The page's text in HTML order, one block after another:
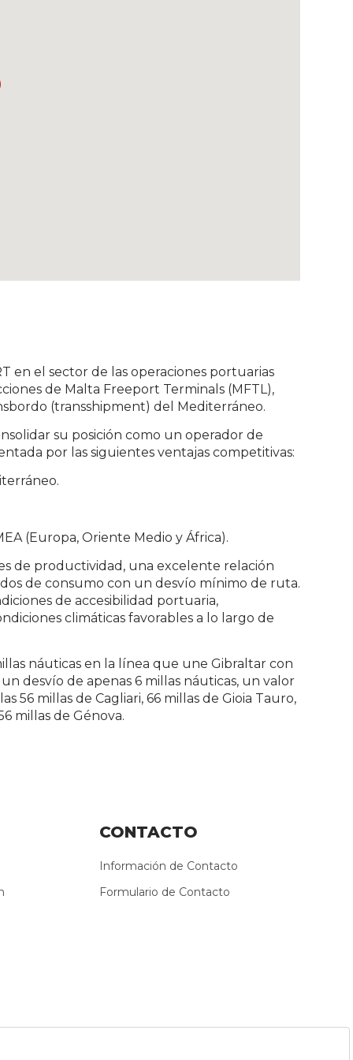
en el sector de las operaciones portuarias
de Malta Freeport Terminals (MFTL),
(transshipment) del Mediterráneo.
su posición como un operador de
por las siguientes ventajas competitivas:
(Europa, Oriente Medio y África).
de productividad, una excelente relación
de consumo con un desvío mínimo de ruta.
de accesibilidad portuaria,
climáticas favorables a lo largo de
náuticas en la línea que une Gibraltar con
desvío de apenas 6 millas náuticas, un valor
56 millas de Cagliari, 66 millas de Gioia Tauro,
millas de Génova.
CONTACTO
Información de Contacto
Formulario de Contacto